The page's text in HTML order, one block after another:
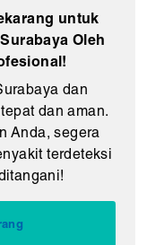
untuk
Oleh
dan
dan aman.
Anda, segera
terdeteksi